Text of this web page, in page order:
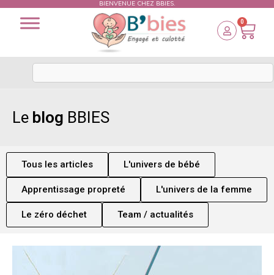
BIENVENUE CHEZ BBIES.
0
Le blog BBIES
Tous les articles L'univers de bébé
Apprentissage propreté L'univers de la femme
Le zéro déchet Team / actualités